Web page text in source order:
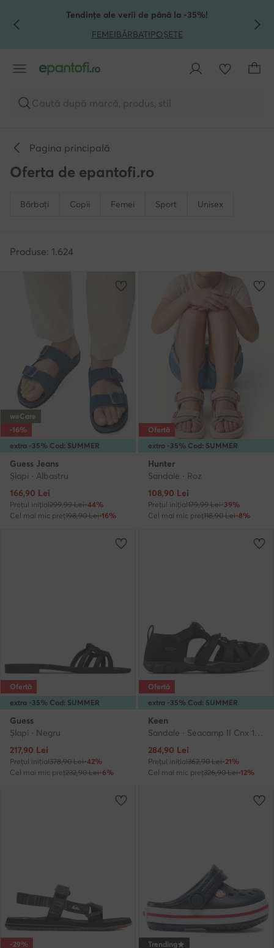
TRECI LA CONȚINUTUL PRINCIPAL
MERGI LA CĂUTARETendințe ale verii de până la -35%!
FEMEIBĂRBAȚIPOȘETE
Caută după marcă, produs, stil
Pagina principală
Oferta de epantofi.ro
Bărbați Copii Femei Sport Unisex
Produse: 1.624
extra -35% Cod: SUMMER
weCare
-16%
Guess Jeans
Şlapi · Albastru
Prețul actual
166,90 Lei
Prețul inițial299,99 Lei-44%
Cel mai mic preț198,90 Lei-16%
extra -35% Cod: SUMMER
Ofertă
Hunter
Sandale · Roz
Prețul actual
108,90 Lei
Prețul inițial179,99 Lei-39%
Cel mai mic preț118,90 Lei-8%
extra -35% Cod: SUMMER
Ofertă
Guess
Şlapi · Negru
Prețul actual
217,90 Lei
Prețul inițial378,90 Lei-42%
Cel mai mic preț232,90 Lei-6%
extra -35% Cod: SUMMER
Ofertă
Keen
Sandale · Seacamp II Cnx 1027418 · Negru
Prețul actual
284,90 Lei
Prețul inițial362,90 Lei-21%
Cel mai mic preț326,90 Lei-12%
-29% Trending